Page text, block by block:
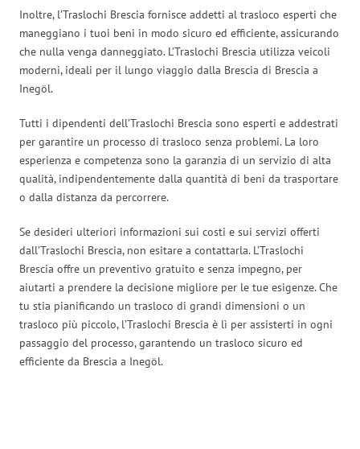
Inoltre, l’Traslochi Brescia fornisce addetti al trasloco esperti che
maneggiano i tuoi beni in modo sicuro ed efficiente, assicurando
che nulla venga danneggiato. L’Traslochi Brescia utilizza veicoli
moderni, ideali per il lungo viaggio dalla Brescia di Brescia a
Inegöl.
Tutti i dipendenti dell’Traslochi Brescia sono esperti e addestrati
per garantire un processo di trasloco senza problemi. La loro
esperienza e competenza sono la garanzia di un servizio di alta
qualità, indipendentemente dalla quantità di beni da trasportare
o dalla distanza da percorrere.
Se desideri ulteriori informazioni sui costi e sui servizi offerti
dall’Traslochi Brescia, non esitare a contattarla. L’Traslochi
Brescia offre un preventivo gratuito e senza impegno, per
aiutarti a prendere la decisione migliore per le tue esigenze. Che
tu stia pianificando un trasloco di grandi dimensioni o un
trasloco più piccolo, l’Traslochi Brescia è lì per assisterti in ogni
passaggio del processo, garantendo un trasloco sicuro ed
efficiente da Brescia a Inegöl.